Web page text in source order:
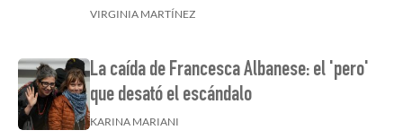
VIRGINIA MARTÍNEZ
La caída de Francesca Albanese: el 'pero'
que desató el escándalo
KARINA MARIANI